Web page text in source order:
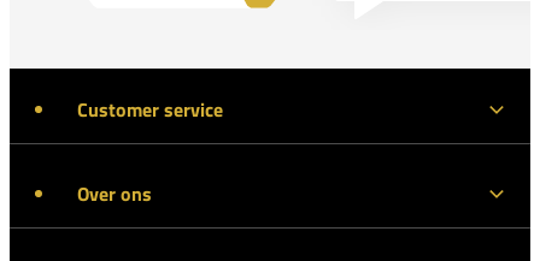
Customer service
Over ons